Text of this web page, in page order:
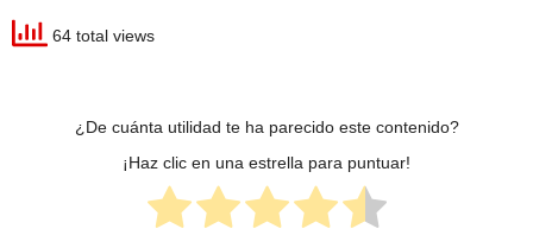
64 total views
¿De cuánta utilidad te ha parecido este contenido?
¡Haz clic en una estrella para puntuar!